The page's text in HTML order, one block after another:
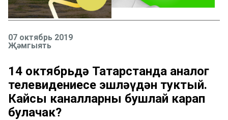
07 октябрь 2019
Җәмгыять
14 октябрьдә Татарстанда аналог
телевидениесе эшләүдән туктый.
Кайсы каналларны бушлай карап
булачак?